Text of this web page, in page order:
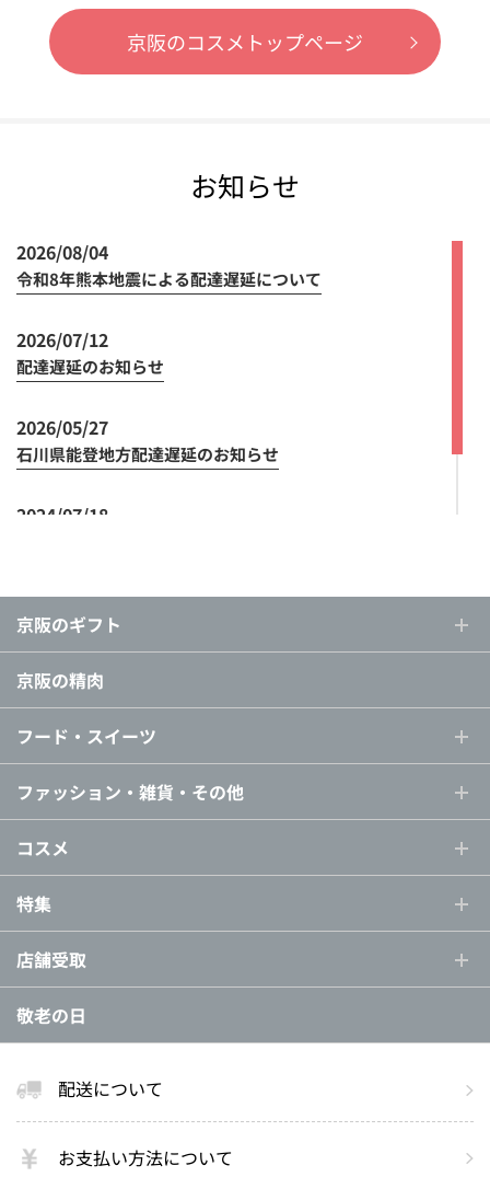
京阪のコスメトップページ
お知らせ
2026/08/04
令和8年熊本地震による配達遅延について
2026/07/12
配達遅延のお知らせ
2026/05/27
石川県能登地方配達遅延のお知らせ
2024/07/18
京阪のギフト
京阪の精肉
フード・スイーツ
ファッション・雑貨・その他
コスメ
特集
店舗受取
敬老の日
配送について
お支払い方法について